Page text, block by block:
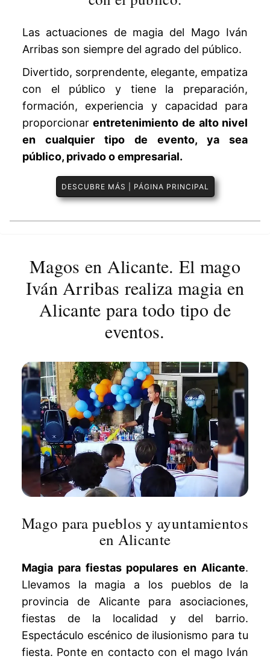
Las actuaciones de magia del Mago Iván
Arribas son siempre del agrado del público.
Divertido, sorprendente, elegante, empatiza
con el público y tiene la preparación,
formación, experiencia y capacidad para
proporcionarentretenimiento de alto nivel
en cualquier tipo de evento, ya sea
público, privado o empresarial.
DESCUBRE MÁS | PÁGINA PRINCIPAL
Magos en Alicante. El mago
Iván Arribas realiza magia en
Alicante para todo tipo de
eventos.
Mago para pueblos y ayuntamientos
en Alicante
Magia para fiestas populares en Alicante.
Llevamos la magia a los pueblos de la
provincia de Alicante para asociaciones,
fiestas de la localidad y del barrio.
Espectáculo escénico de ilusionismo para tu
fiesta. Ponte en contacto con el mago Iván